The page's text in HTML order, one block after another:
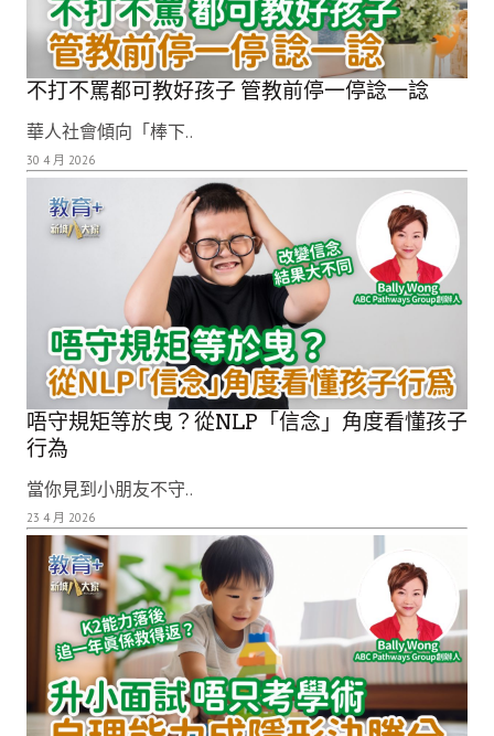
不打不罵都可教好孩子 管教前停一停諗一諗
華人社會傾向「棒下..
30 4 月 2026
唔守規矩等於曳？從NLP「信念」角度看懂孩子
行為
當你見到小朋友不守..
23 4 月 2026